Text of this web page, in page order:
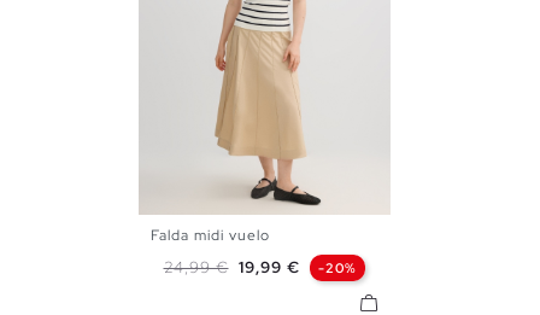
Falda midi vuelo
Precio base
24,99 € Precio
19,99 € -20%